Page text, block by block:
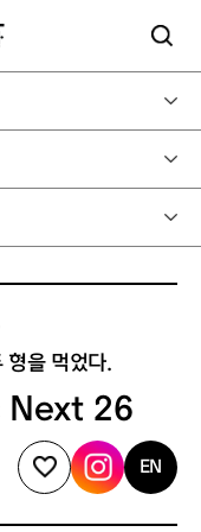
형을 먹었다.
Next 26
EN